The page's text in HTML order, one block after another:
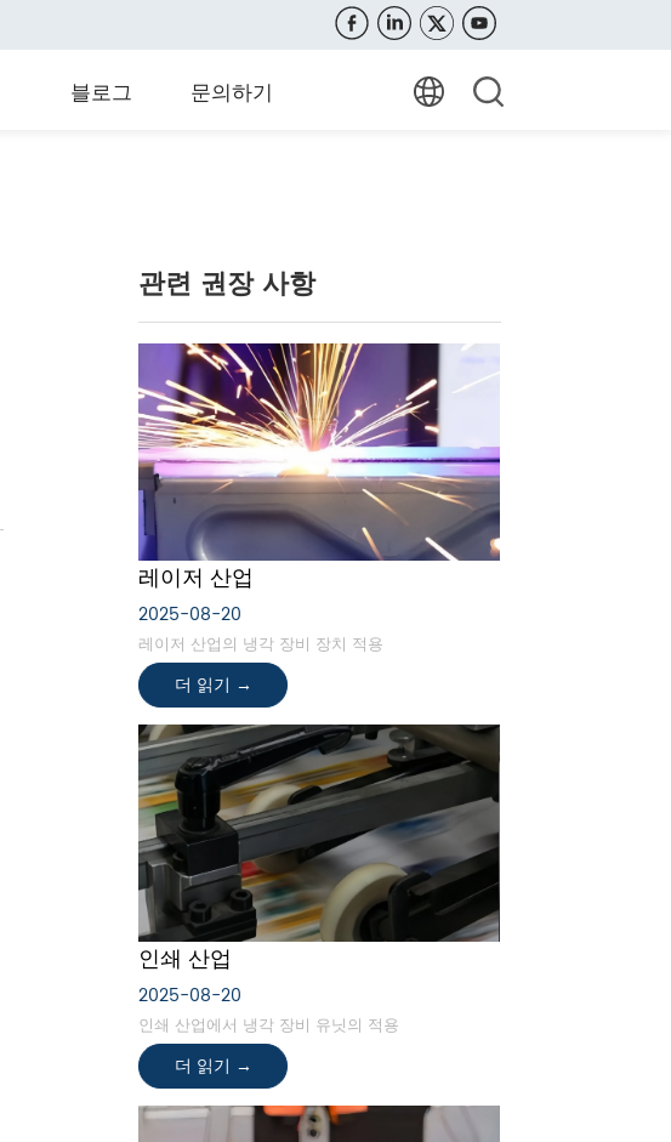
블로그 문의하기
관련 권장 사항
레이저 산업
2025-08-20
레이저 산업의 냉각 장비 장치 적용
더 읽기 →
인쇄 산업
2025-08-20
인쇄 산업에서 냉각 장비 유닛의 적용
더 읽기 →